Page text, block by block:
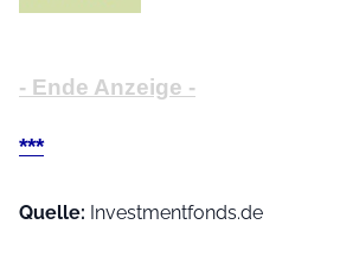
- Ende Anzeige -
***
Quelle: Investmentfonds.de